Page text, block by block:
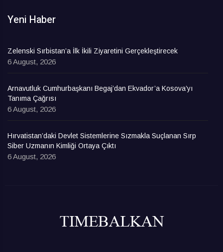
Yeni Haber
Zelenski Sırbistan’a İlk İkili Ziyaretini Gerçekleştirecek
6 August, 2026
Arnavutluk Cumhurbaşkanı Begaj’dan Ekvador’a Kosova’yı
Tanıma Çağrısı
6 August, 2026
Hırvatistan’daki Devlet Sistemlerine Sızmakla Suçlanan Sırp
Siber Uzmanın Kimliği Ortaya Çıktı
6 August, 2026